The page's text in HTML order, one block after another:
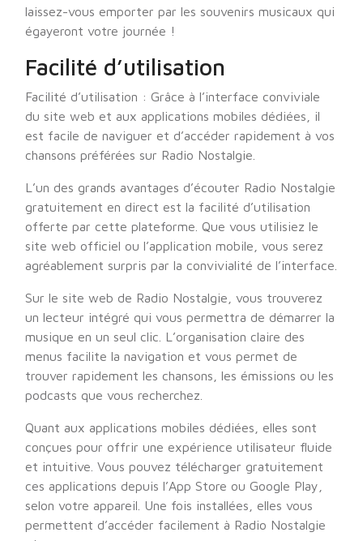
laissez-vous emporter par les souvenirs musicaux qui
égayeront votre journée !
Facilité d’utilisation
Facilité d’utilisation : Grâce à l’interface conviviale
du site web et aux applications mobiles dédiées, il
est facile de naviguer et d’accéder rapidement à vos
chansons préférées sur Radio Nostalgie.
L’un des grands avantages d’écouter Radio Nostalgie
gratuitement en direct est la facilité d’utilisation
offerte par cette plateforme. Que vous utilisiez le
site web officiel ou l’application mobile, vous serez
agréablement surpris par la convivialité de l’interface.
Sur le site web de Radio Nostalgie, vous trouverez
un lecteur intégré qui vous permettra de démarrer la
musique en un seul clic. L’organisation claire des
menus facilite la navigation et vous permet de
trouver rapidement les chansons, les émissions ou les
podcasts que vous recherchez.
Quant aux applications mobiles dédiées, elles sont
conçues pour offrir une expérience utilisateur fluide
et intuitive. Vous pouvez télécharger gratuitement
ces applications depuis l’App Store ou Google Play,
selon votre appareil. Une fois installées, elles vous
permettent d’accéder facilement à Radio Nostalgie